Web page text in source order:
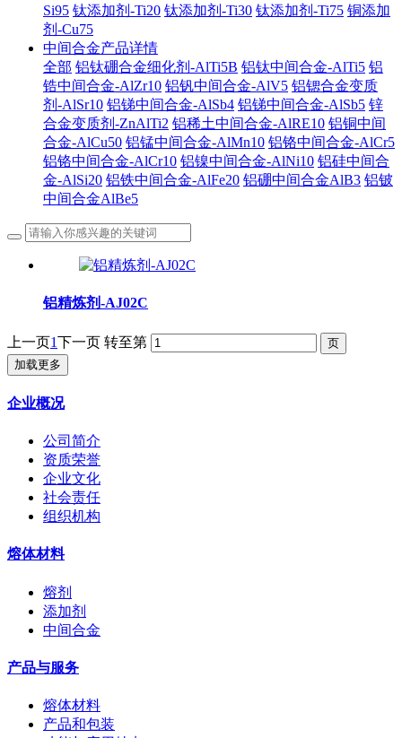
Si95 钛添加剂-Ti20 钛添加剂-Ti30 钛添加剂-Ti75 铜添加
剂-Cu75
中间合金产品详情
全部 铝钛硼合金细化剂-AlTi5B 铝钛中间合金-AlTi5 铝
锆中间合金-AlZr10 铝钒中间合金-AlV5 铝锶合金变质
剂-AlSr10 铝锑中间合金-AlSb4 铝锑中间合金-AlSb5 锌
合金变质剂-ZnAlTi2 铝稀土中间合金-AlRE10 铝铜中间
合金-AlCu50 铝锰中间合金-AlMn10 铝铬中间合金-AlCr5
铝铬中间合金-AlCr10 铝镍中间合金-AlNi10 铝硅中间合
金-AlSi20 铝铁中间合金-AlFe20 铝硼中间合金AlB3 铝铍
中间合金AlBe5
铝精炼剂-AJ02C
上一页1下一页 转至第
加载更多
企业概况
公司简介
资质荣誉
企业文化
社会责任
组织机构
熔体材料
熔剂
添加剂
中间合金
产品与服务
熔体材料
产品和包装